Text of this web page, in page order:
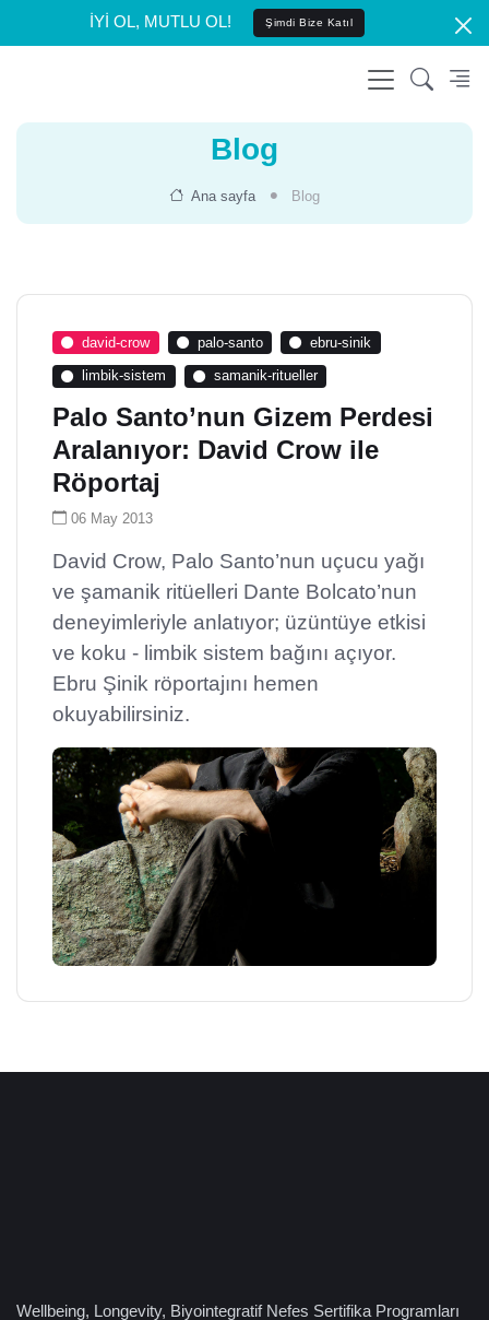
İYİ OL, MUTLU OL! Şimdi Bize Katıl
Blog
Ana sayfa Blog
david-crow palo-santo ebru-sinik
limbik-sistem samanik-ritueller
Palo Santo’nun Gizem Perdesi
Aralanıyor: David Crow ile
Röportaj
06 May 2013
David Crow, Palo Santo’nun uçucu yağı
ve şamanik ritüelleri Dante Bolcato’nun
deneyimleriyle anlatıyor; üzüntüye etkisi
ve koku - limbik sistem bağını açıyor.
Ebru Şinik röportajını hemen
okuyabilirsiniz.
Wellbeing, Longevity, Biyointegratif Nefes Sertifika Programları